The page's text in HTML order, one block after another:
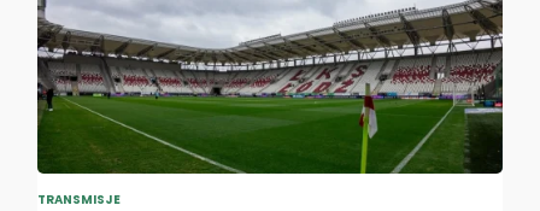
TRANSMISJE